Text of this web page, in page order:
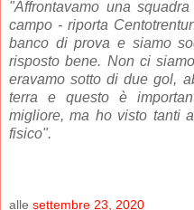
"Affrontavamo una
campo - riporta
banco di prova e siamo
risposto bene. Non ci
eravamo sotto di due gol,
terra e questo è
migliore, ma ho visto tanti
fisico".
alle settembre 23, 2020